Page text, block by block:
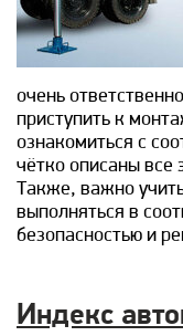
очень
приступить к
ознакомиться с
чётко описаны все
Также, важно
выполняться в
безопасностью и
Индекс